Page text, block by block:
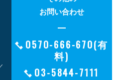
お問い合わせ
0570-666-670(有
料)
03-5844-7111